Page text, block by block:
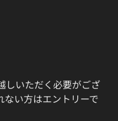
しいただく必要がござ
ない方はエントリーで